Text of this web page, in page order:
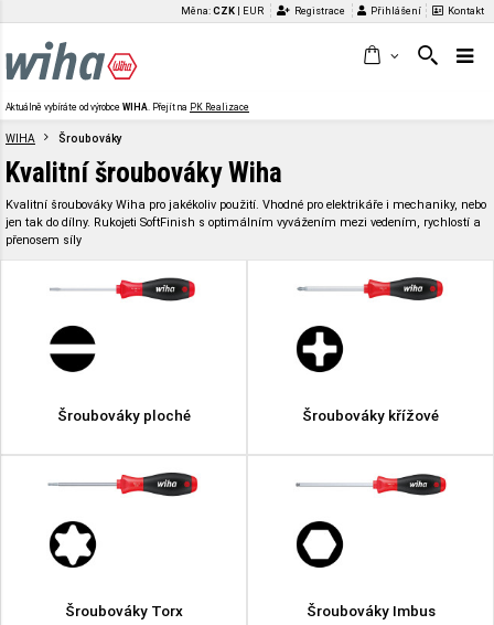
Měna:CZK EUR Registrace Přihlášení Kontakt
Aktuálně vybíráte od výrobce WIHA. Přejít na PK Realizace
WIHA Šroubováky
Kvalitní šroubováky Wiha
Kvalitní šroubováky Wiha pro jakékoliv použití. Vhodné pro elektrikáře i mechaniky, nebo
jen tak do dílny. Rukojeti SoftFinish s optimálním vyvážením mezi vedením, rychlostí a
přenosem síly
Šroubováky ploché Šroubováky křížové
Šroubováky Torx Šroubováky Imbus